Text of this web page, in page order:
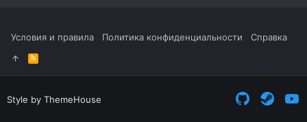
Условия и правила Политика конфиденциальности Справка
R
S
S
Style by ThemeHouse